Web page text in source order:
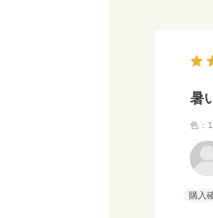
暑
色：